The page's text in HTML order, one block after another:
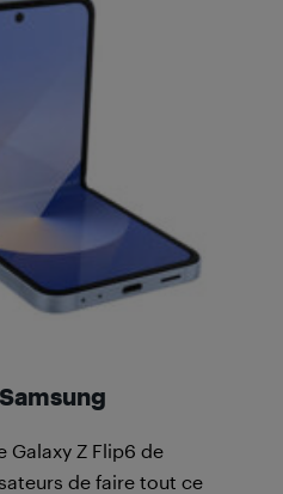
Galaxy Z Flip6 de
de faire tout ce